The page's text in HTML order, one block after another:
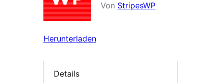
Von StripesWP
Herunterladen
Details